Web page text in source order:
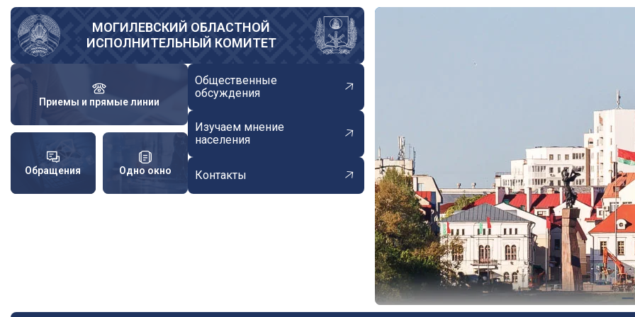
Перейти
основному
содержанию
МОГИЛЕВСКИЙ ОБЛАСТНОЙ
ИСПОЛНИТЕЛЬНЫЙ КОМИТЕТ
Приемы и прямые линии
Обращения Одно окно
Общественные
обсуждения
Изучаем мнение
населения
Контакты